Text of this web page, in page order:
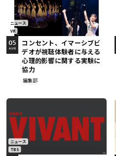
ニュース
VR
コンセント、イマーシブビ
デオが視聴体験者に与える
心理的影響に関する実験に
協力
編集部
05
AUG
ニュース
TBS